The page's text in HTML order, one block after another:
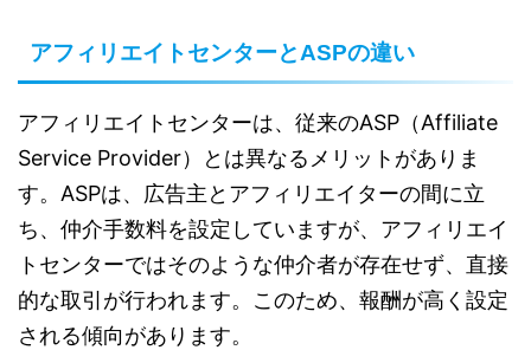
アフィリエイトセンターとASPの違い
アフィリエイトセンターは、従来のASP（Affiliate
Service Provider）とは異なるメリットがありま
す。ASPは、広告主とアフィリエイターの間に立
ち、仲介手数料を設定していますが、アフィリエイ
トセンターではそのような仲介者が存在せず、直接
的な取引が行われます。このため、報酬が高く設定
される傾向があります。